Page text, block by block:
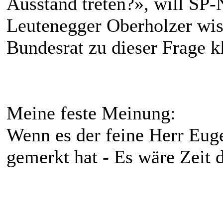
Leutenegger Oberholzer
Bundesrat zu dieser Frage
Meine feste Meinung:
Wenn es der feine Herr
gemerkt hat - Es wäre Zeit